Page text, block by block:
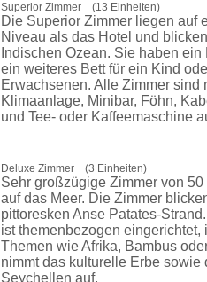
Superior Zimmer (13 Einheiten)
Die Superior Zimmer liegen auf
Niveau als das Hotel und
Indischen Ozean. Sie haben
ein weiteres Bett für ein Kind
Erwachsenen. Alle Zimmer sind
Klimaanlage, Minibar, Föhn,
und Tee- oder Kaffeemaschine
Deluxe Zimmer (3 Einheiten)
Sehr großzügige Zimmer von 50
auf das Meer. Die Zimmer
pittoresken Anse Patates-
ist themenbezogen eingerichtet,
Themen wie Afrika, Bambus
nimmt das kulturelle Erbe sowie
Seychellen auf.